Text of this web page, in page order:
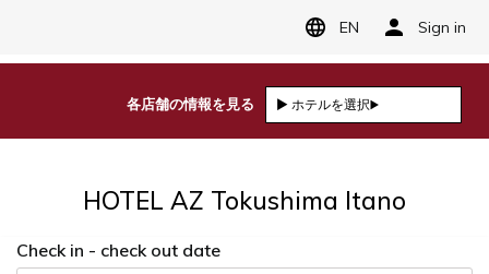
EN Sign in
HOTEL AZ Tokushima Itano
Check in - check out date